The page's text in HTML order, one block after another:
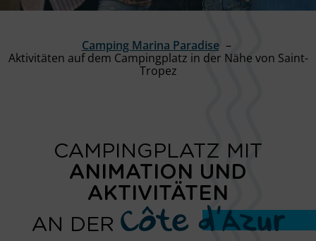
Camping Marina Paradise
Aktivitäten auf dem Campingplatz in der Nähe von Saint-
Tropez
CAMPINGPLATZ MIT
ANIMATION UND
AKTIVITÄTEN
AN DER Côte d’Azur